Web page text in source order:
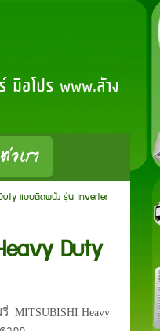
อโปร www.ล้าง
เรา
แบบติดผนัง รุ่น Inverter
Duty
MITSUBISHI Heavy